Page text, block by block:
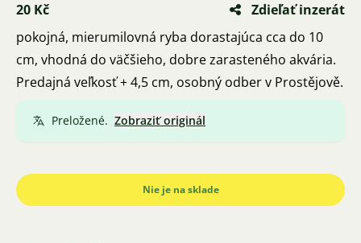
20 Kč
Zdieľať inzerát
pokojná, mierumilovná ryba dorastajúca cca do 10
cm, vhodná do väčšieho, dobre zarasteného akvária.
Predajná veľkosť + 4,5 cm, osobný odber v Prostějově.
Preložené. Zobraziť originál
Nie je na sklade